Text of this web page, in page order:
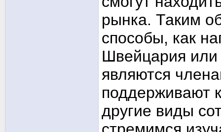
рынка. Таким
способы, как
Швейцария или
являются
поддерживают
другие виды